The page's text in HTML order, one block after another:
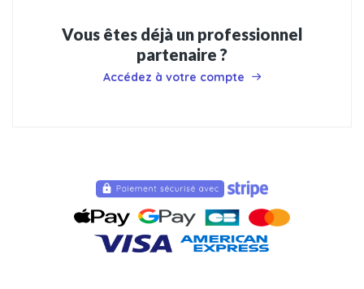
Vous êtes déjà un professionnel
partenaire ?
Accédez à votre compte